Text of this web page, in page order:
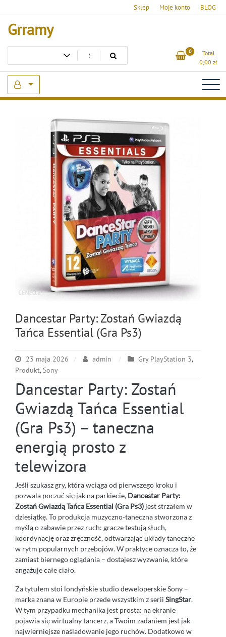
to
content
Sklep Moje konto BLOG
Grramy
0
Total
0,00 zł
Dancestar Party: Zostań Gwiazdą
Tańca Essential (Gra Ps3)
23 maja 2026 admin Gry PlayStation 3,
Produkt, Sony
Dancestar Party: Zostań
Gwiazdą Tańca Essential
(Gra Ps3) – taneczna
energią prosto z
telewizora
Jeśli szukasz gry, która wciąga od pierwszego kroku i
pozwala poczuć się jak na parkiecie, Dancestar Party:
Zostań Gwiazdą Tańca Essential (Gra Ps3) jest strzałem w
dziesiątkę. To produkcja muzyczno-taneczna stworzona z
myślą o zabawie przez ruch: gracze testują słuch,
koordynację oraz zręczność, odtwarzając układy taneczne
w rytm popularnych przebojów. W praktyce oznacza to, że
zamiast biernego oglądania – dostajesz wyzwanie, które
angażuje całe ciało.
Za tytułem stoi londyńskie studio deweloperskie Sony –
marka znana w Europie przede wszystkim z serii SingStar.
W tym przypadku mechanika jest prosta: na ekranie
pojawia się wirtualny tancerz, a Twoim zadaniem jest jak
najwierniejsze naśladowanie jego ruchów. Dodatkowo w